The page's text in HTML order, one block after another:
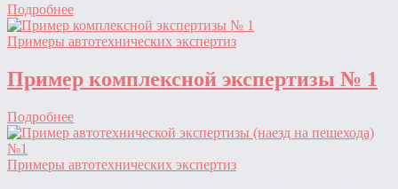
Подробнее
Примеры автотехнических экспертиз
Пример комплексной экспертизы № 1
Подробнее
Примеры автотехнических экспертиз